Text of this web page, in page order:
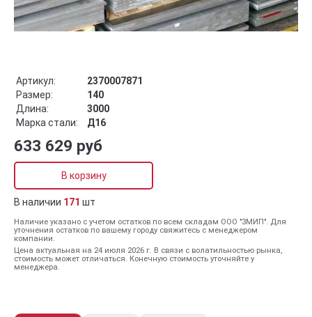
Артикул:
2370007871
Размер:
140
Длина:
3000
Марка стали:
Д16
633 629 руб
В корзину
В наличии 171 шт
Наличие указано с учетом остатков по всем складам ООО "ЗМИП". Для
уточнения остатков по вашему городу свяжитесь с менеджером
компании.
Цена актуальная на 24 июля 2026 г. В связи с волатильностью рынка,
стоимость может отличаться. Конечную стоимость уточняйте у
менеджера.